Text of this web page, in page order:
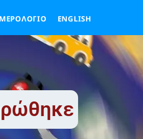
ENGLISH